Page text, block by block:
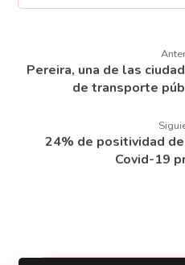
Pereira, una de las
de transporte
24% de positividad
Covid-19